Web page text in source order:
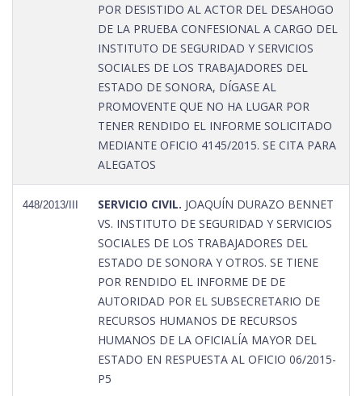
POR DESISTIDO AL ACTOR DEL DESAHOGO
DE LA PRUEBA CONFESIONAL A CARGO DEL
INSTITUTO DE SEGURIDAD Y SERVICIOS
SOCIALES DE LOS TRABAJADORES DEL
ESTADO DE SONORA, DÍGASE AL
PROMOVENTE QUE NO HA LUGAR POR
TENER RENDIDO EL INFORME SOLICITADO
MEDIANTE OFICIO 4145/2015. SE CITA PARA
ALEGATOS
448/2013/III SERVICIO CIVIL. JOAQUÍN DURAZO BENNET
VS. INSTITUTO DE SEGURIDAD Y SERVICIOS
SOCIALES DE LOS TRABAJADORES DEL
ESTADO DE SONORA Y OTROS. SE TIENE
POR RENDIDO EL INFORME DE DE
AUTORIDAD POR EL SUBSECRETARIO DE
RECURSOS HUMANOS DE RECURSOS
HUMANOS DE LA OFICIALÍA MAYOR DEL
ESTADO EN RESPUESTA AL OFICIO 06/2015-
P5